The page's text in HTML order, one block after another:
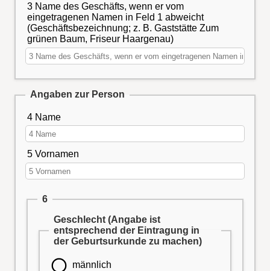
3 Name des Geschäfts, wenn er vom
eingetragenen Namen in Feld 1 abweicht
(Geschäftsbezeichnung; z. B. Gaststätte Zum
grünen Baum, Friseur Haargenau)
Angaben zur Person
4 Name
5 Vornamen
6
Geschlecht (Angabe ist
entsprechend der Eintragung in
der Geburtsurkunde zu machen)
männlich